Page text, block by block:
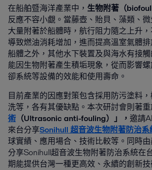
在船舶暨海洋產業中， 生物附著（
反應不容小覷。當藤壺、貽貝、藻類、微
大量附著於船體時，航行阻力隨之上升
導致燃油消耗增加，進而提高溫室氣體
船體之外，其他水下裝置及與海水有接
能因生物附著產生積垢現象，從而影響
卻系統等設備的效能和使用壽命。
目前產業的因應對策包含採用防污塗料
洗等，各有其優缺點。本次研討會則著
術 （Ultrasonic anti-fouling）」， 邀請
來台分享Sonihull 超音波生物附著防治系
球實績、應用場合、技術比較等。同時
分享Sonihull超音波生物附著防治系統在
期能提供台灣一種更高效、永續的創新技